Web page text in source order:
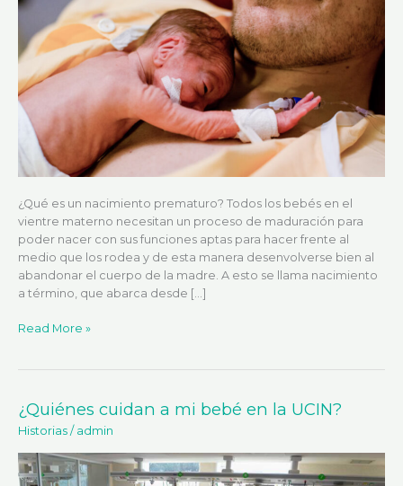
¿Qué es un nacimiento prematuro? Todos los bebés en el
vientre materno necesitan un proceso de maduración para
poder nacer con sus funciones aptas para hacer frente al
medio que los rodea y de esta manera desenvolverse bien al
abandonar el cuerpo de la madre. A esto se llama nacimiento
a término, que abarca desde […]
Read More »
¿Quiénes cuidan a mi bebé en la UCIN?
Historias / admin
¿Quiénes
cuidan
mi
bebé